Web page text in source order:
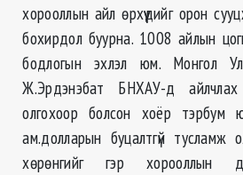
хорооллын айл өрхүүдийг орон
бохирдол буурна. 1008 айлын
бодлогын эхлэл юм. Монгол
Ж.Эрдэнэбат БНХАУ-д
олгохоор болсон хоёр
ам.долларын буцалтгүй тусламж
хөрөнгийг гэр хорооллын